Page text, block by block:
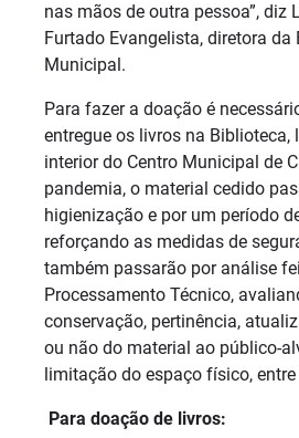
nas mãos de outra pessoa”, diz
Furtado Evangelista, diretora da
Municipal.
Para fazer a doação é
entregue os livros na Biblioteca,
interior do Centro Municipal de
pandemia, o material cedido
higienização e por um período
reforçando as medidas de
também passarão por análise
Processamento Técnico,
conservação, pertinência,
ou não do material ao público-
limitação do espaço físico,
Para doação de livros: